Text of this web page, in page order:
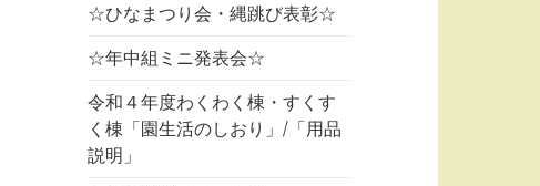
☆ひなまつり会・縄跳び表彰☆
☆年中組ミニ発表会☆
令和４年度わくわく棟・すくす
く棟「園生活のしおり」/「用品
説明」